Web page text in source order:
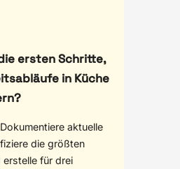
ersten Schritte,
in Küche
aktuelle
die größten
erstelle für drei